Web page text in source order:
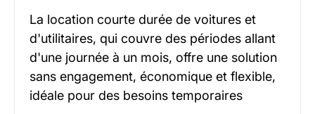
La location courte durée de voitures et
d'utilitaires, qui couvre des périodes allant
d'une journée à un mois, offre une solution
sans engagement, économique et flexible,
idéale pour des besoins temporaires